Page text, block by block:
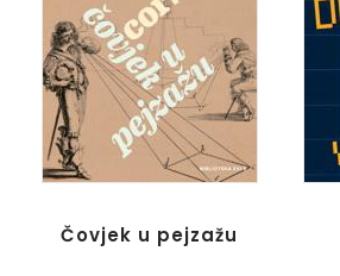
Čovjek u pejzažu